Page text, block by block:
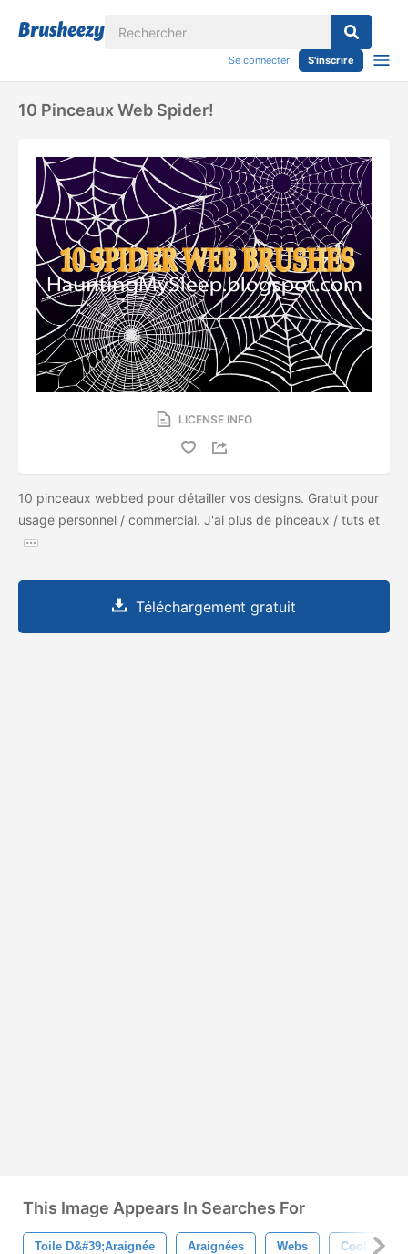
Se connecter S'inscrire
10 Pinceaux Web Spider!
LICENSE INFO
10 pinceaux webbed pour détailler vos designs. Gratuit pour
usage personnel / commercial. J'ai plus de pinceaux / tuts et
Téléchargement gratuit
This Image Appears In Searches For
Toile D&#39;araignée Araignées Webs Cool